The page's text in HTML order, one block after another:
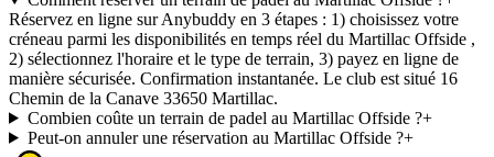
Réservez en ligne sur Anybuddy en 3 étapes : 1) choisissez votre
créneau parmi les disponibilités en temps réel du Martillac Offside ,
2) sélectionnez l'horaire et le type de terrain, 3) payez en ligne de
manière sécurisée. Confirmation instantanée. Le club est situé 16
Chemin de la Canave 33650 Martillac.
Combien coûte un terrain de padel au Martillac Offside ?+
Peut-on annuler une réservation au Martillac Offside ?+